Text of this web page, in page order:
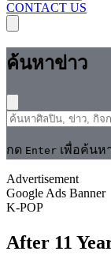
CONTACT US
ค้นหาข่าว
กด Enter เพื่อค้นห
Advertisement
Google Ads Banner
K-POP
After 11